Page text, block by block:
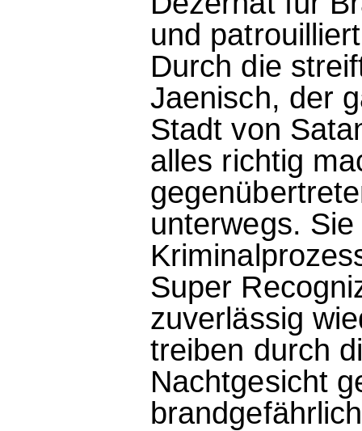
und
Durch die
Jaenisch, der
Stadt von
alles richtig
unterwegs.
Super
zuverlässig
treiben durch
Nachtgesicht